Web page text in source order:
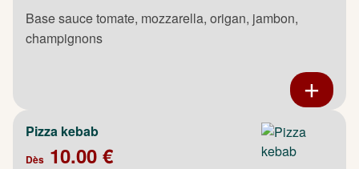
Base sauce tomate, mozzarella, origan, jambon,
champignons
Pizza kebab
Dès 10.00 €